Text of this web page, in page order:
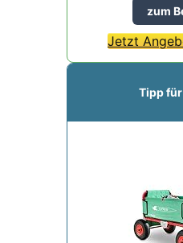
zum
Jetzt
Tipp